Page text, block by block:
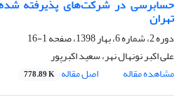
حسابرسی در شرکت‌های پذیرفته شده
تهران
دوره 2، شماره 6، بهار 1398، صفحه
1-16
علی اکبر نونهال نهر، سعید اکبرپور
مشاهده مقاله
اصل مقاله 778.89 K